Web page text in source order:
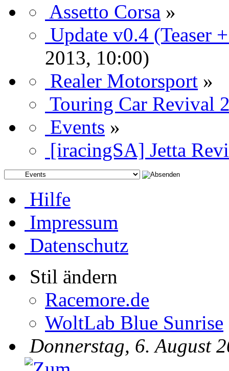
Assetto Corsa »
Update v0.4 (Teaser
2013, 10:00)
Realer Motorsport »
Touring Car Revival
Events »
[iracingSA] Jetta
Hilfe
Impressum
Datenschutz
Stil ändern
Racemore.de
WoltLab Blue Sunrise
Donnerstag, 6. August